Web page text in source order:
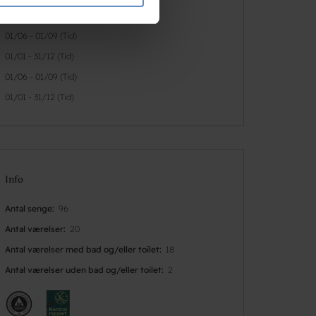
01/06 - 01/09 (Tid)
01/01 - 31/12 (Tid)
01/06 - 01/09 (Tid)
01/01 - 31/12 (Tid)
Info
Antal senge 96
Antal værelser
20
Antal værelser med bad og/eller toilet
18
Antal værelser uden bad og/eller toilet
2